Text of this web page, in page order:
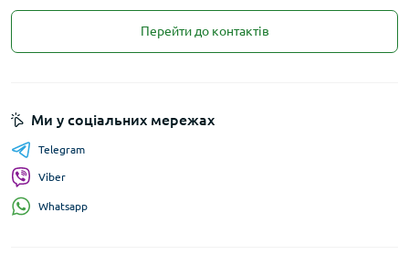
Перейти до контактів
Ми у соціальних мережах
Telegram
Viber
Whatsapp